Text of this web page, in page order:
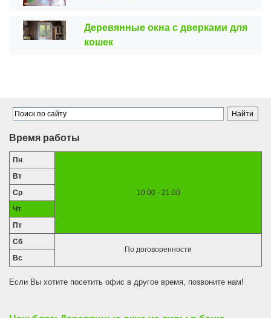
Деревянные окна с дверками для
кошек
Время работы
Пн
10:00 - 21:00
Вт
Ср
Чт
Пт
Сб
По договоренности
Вс
Если Вы хотите посетить офис в другое время, позвоните нам!